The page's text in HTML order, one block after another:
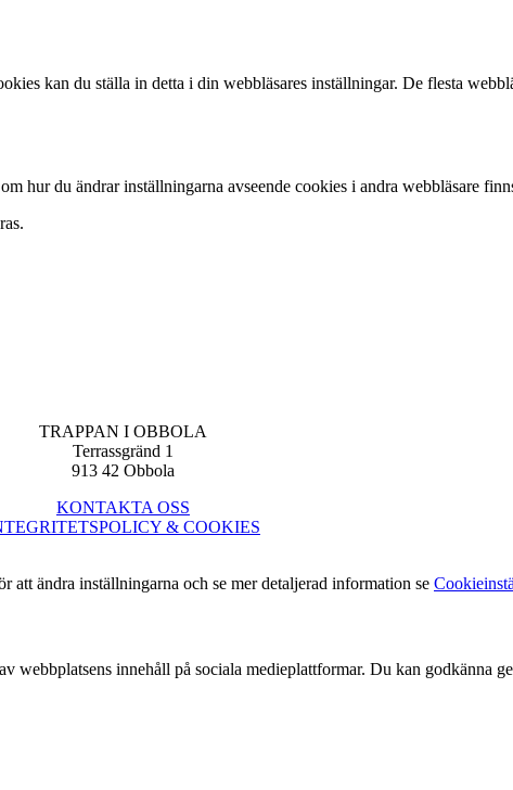
kan du ställa in detta i din webbläsares inställningar. De flesta
hur du ändrar inställningarna avseende cookies i andra webbläsare
TRAPPAN I OBBOLA
Terrassgränd 1
913 42 Obbola
KONTAKTA OSS
& COOKIES
att ändra inställningarna och se mer detaljerad information se
innehåll på sociala medieplattformar. Du kan godkänna